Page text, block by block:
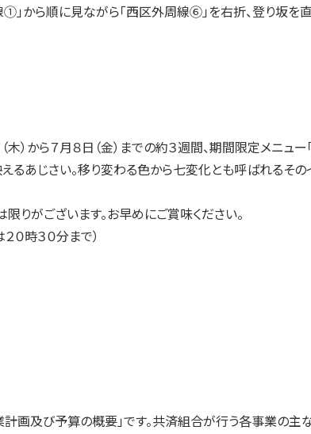
から順に見ながら「西区外周線⑥」を右折、登り坂を
）から７月８日（金）までの約３週間、期間限定メニュー
あじさい。移り変わる色から七変化とも呼ばれるそ
がございます。お早めにご賞味ください。
０時３０分まで）
及び予算の概要」です。共済組合が行う各事業の主